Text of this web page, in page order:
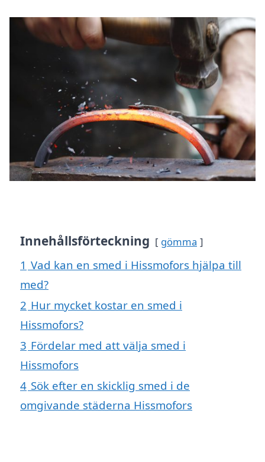
Innehållsförteckning gömma
1 Vad kan en smed i Hissmofors hjälpa till
med?
2 Hur mycket kostar en smed i
Hissmofors?
3 Fördelar med att välja smed i
Hissmofors
4 Sök efter en skicklig smed i de
omgivande städerna Hissmofors